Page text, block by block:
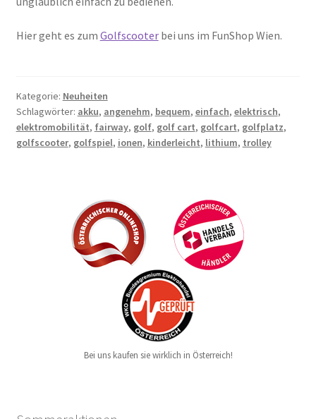
Hier geht es zum Golfscooterbei uns im FunShop Wien.
Kategorie: Neuheiten
Schlagwörter: akku, angenehm, bequem, einfach, elektrisch,
elektromobilität, fairway, golf, golf cart, golfcart, golfplatz,
golfscooter, golfspiel, ionen, kinderleicht, lithium, trolley
Bei uns kaufen sie wirklich in Österreich!